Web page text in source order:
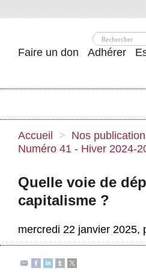
Faire un don Adhérer
Attac ?
Nos idées
Se mobiliser
Publications
Accueil > Nos
Numéro 41 - Hiver 2024-
Quelle voie de
capitalisme ?
mercredi 22 janvier 2025,